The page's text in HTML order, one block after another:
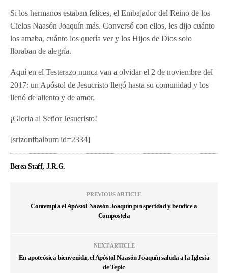
Si los hermanos estaban felices, el Embajador del Reino de los
Cielos Naasón Joaquín más. Conversó con ellos, les dijo cuánto
los amaba, cuánto los quería ver y los Hijos de Dios solo
lloraban de alegría.
Aquí en el Testerazo nunca van a olvidar el 2 de noviembre del
2017: un Apóstol de Jesucristo llegó hasta su comunidad y los
llenó de aliento y de amor.
¡Gloria al Señor Jesucristo!
[srizonfbalbum id=2334]
Berea Staff, J.R.G.
PREVIOUS ARTICLE
Contempla el Apóstol Naasón Joaquín prosperidad y bendice a
Compostela
NEXT ARTICLE
En apoteósica bienvenida, el Apóstol Naasón Joaquín saluda a la Iglesia
de Tepic